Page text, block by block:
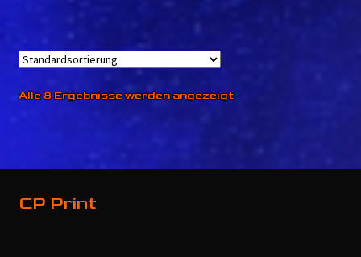
Alle 8 Ergebnisse werden angezeigt
CP Print